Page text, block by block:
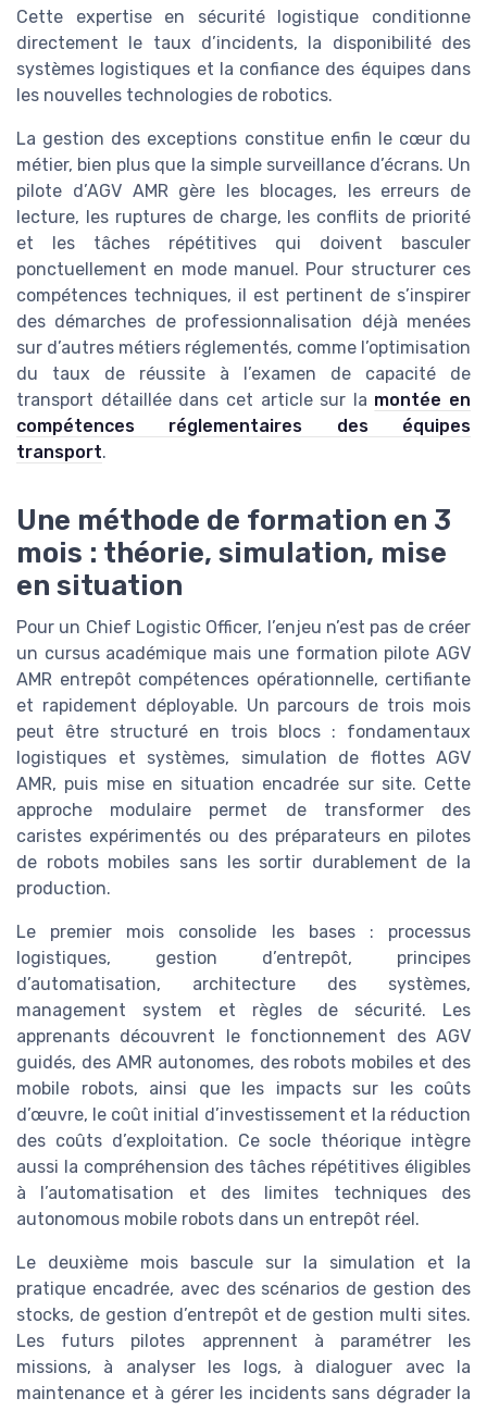
Cette expertise en sécurité logistique conditionne
directement le taux d’incidents, la disponibilité des
systèmes logistiques et la confiance des équipes dans
les nouvelles technologies de robotics.
La gestion des exceptions constitue enfin le cœur du
métier, bien plus que la simple surveillance d’écrans. Un
pilote d’AGV AMR gère les blocages, les erreurs de
lecture, les ruptures de charge, les conflits de priorité
et les tâches répétitives qui doivent basculer
ponctuellement en mode manuel. Pour structurer ces
compétences techniques, il est pertinent de s’inspirer
des démarches de professionnalisation déjà menées
sur d’autres métiers réglementés, comme l’optimisation
du taux de réussite à l’examen de capacité de
transport détaillée dans cet article sur la montée en
compétences réglementaires des équipes
transport.
Une méthode de formation en 3
mois : théorie, simulation, mise
en situation
Pour un Chief Logistic Officer, l’enjeu n’est pas de créer
un cursus académique mais une formation pilote AGV
AMR entrepôt compétences opérationnelle, certifiante
et rapidement déployable. Un parcours de trois mois
peut être structuré en trois blocs : fondamentaux
logistiques et systèmes, simulation de flottes AGV
AMR, puis mise en situation encadrée sur site. Cette
approche modulaire permet de transformer des
caristes expérimentés ou des préparateurs en pilotes
de robots mobiles sans les sortir durablement de la
production.
Le premier mois consolide les bases : processus
logistiques, gestion d’entrepôt, principes
d’automatisation, architecture des systèmes,
management system et règles de sécurité. Les
apprenants découvrent le fonctionnement des AGV
guidés, des AMR autonomes, des robots mobiles et des
mobile robots, ainsi que les impacts sur les coûts
d’œuvre, le coût initial d’investissement et la réduction
des coûts d’exploitation. Ce socle théorique intègre
aussi la compréhension des tâches répétitives éligibles
à l’automatisation et des limites techniques des
autonomous mobile robots dans un entrepôt réel.
Le deuxième mois bascule sur la simulation et la
pratique encadrée, avec des scénarios de gestion des
stocks, de gestion d’entrepôt et de gestion multi sites.
Les futurs pilotes apprennent à paramétrer les
missions, à analyser les logs, à dialoguer avec la
maintenance et à gérer les incidents sans dégrader la